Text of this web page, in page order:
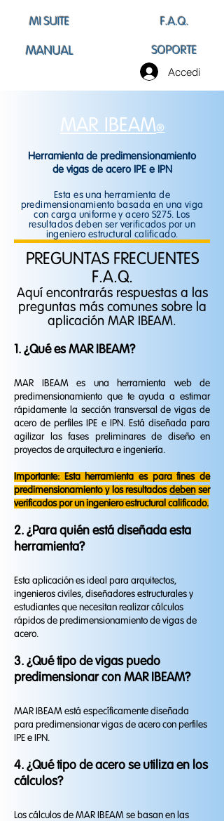
MI SUITE
MANUAL
F.A.Q.
SOPORTE
Accedi
MAR IBEAM®
Herramienta de predimensionamiento
de vigas de acero IPE e IPN
Esta es una herramienta de
predimensionamiento basada en una viga
con carga uniforme y acero S275. Los
resultados deben ser verificados por un
ingeniero estructural calificado.
PREGUNTAS FRECUENTES
F.A.Q.
Aquí encontrarás respuestas a las
preguntas más comunes sobre la
aplicación MAR IBEAM.
1. ¿Qué es MAR IBEAM?
MAR IBEAM es una herramienta web de
predimensionamiento que te ayuda a estimar
rápidamente la sección transversal de vigas de
acero de perfiles IPE e IPN. Está diseñada para
agilizar las fases preliminares de diseño en
proyectos de arquitectura e ingeniería.
Importante: Esta herramienta es para fines de
predimensionamiento y los resultadosdebenser
verificados por un ingeniero estructural calificado.
2. ¿Para quién está diseñada esta
herramienta?
Esta aplicación es ideal para arquitectos,
ingenieros civiles, diseñadores estructurales y
estudiantes que necesitan realizar cálculos
rápidos de predimensionamiento de vigas de
acero.
3. ¿Qué tipo de vigas puedo
predimensionar con MAR IBEAM?
MAR IBEAM está específicamente diseñada
para predimensionar vigas de acero con perfiles
IPE e IPN.
4. ¿Qué tipo de acero se utiliza en los
cálculos?
Los cálculos de MAR IBEAM se basan en las